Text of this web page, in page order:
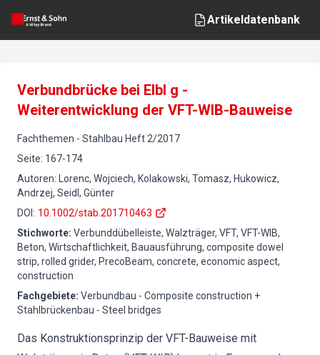
Artikeldatenbank
Verbundbrücke bei Elbl g -
Weiterentwicklung der VFT-WIB-Bauweise
Fachthemen - Stahlbau Heft 2/2017
Seite: 167-174
Autoren:
Lorenc, Wojciech, Kolakowski, Tomasz, Hukowicz,
Andrzej, Seidl, Günter
DOI : 10.1002/stab.201710463
Stichworte: Verbunddübelleiste, Walzträger, VFT, VFT-WIB,
Beton, Wirtschaftlichkeit, Bauausführung, composite dowel
strip, rolled grider, PrecoBeam, concrete, economic aspect,
construction
Fachgebiete: Verbundbau - Composite construction +
Stahlbrückenbau - Steel bridges
Das Konstruktionsprinzip der VFT-Bauweise mit